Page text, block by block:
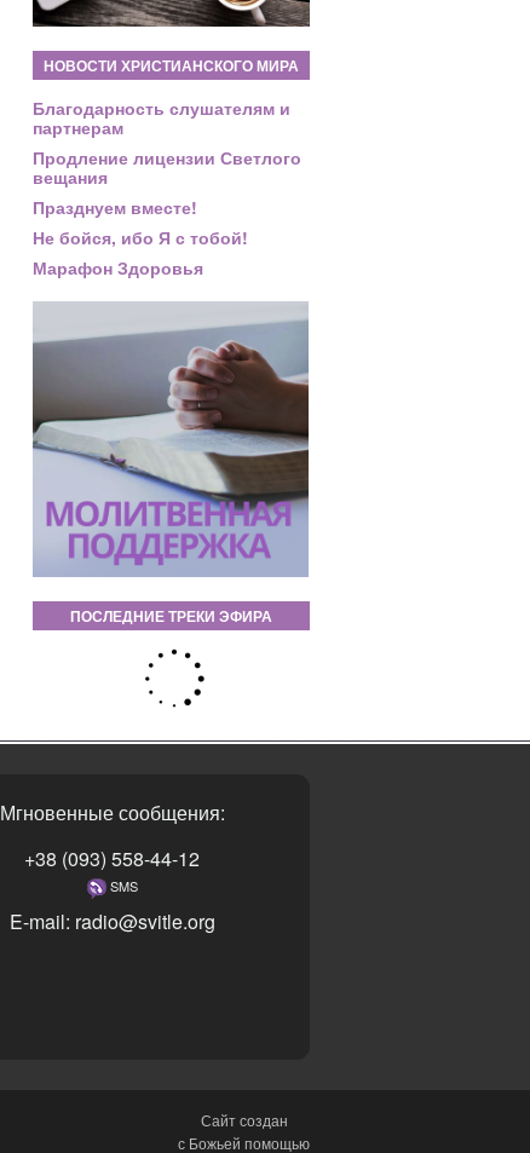
НОВОСТИ ХРИСТИАНСКОГО МИРА
Благодарность слушателям и
партнерам
Продление лицензии Светлого
вещания
Празднуем вместе!
Не бойся, ибо Я с тобой!
Марафон Здоровья
ПОСЛЕДНИЕ ТРЕКИ ЭФИРА
Мгновенные сообщения:
+38 (093) 558-44-12
SMS
E-mail: radio@svitle.org
Сайт создан
с Божьей помощью